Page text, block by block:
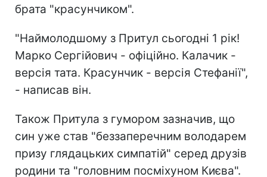
брата "красунчиком".
"Наймолодшому з Притул сьогодні 1 рік!
Марко Сергійович - офіційно. Калачик -
версія тата. Красунчик - версія Стефанії",
- написав він.
Також Притула з гумором зазначив, що
син уже став "беззаперечним володарем
призу глядацьких симпатій" серед друзів
родини та "головним посміхуном Києва".